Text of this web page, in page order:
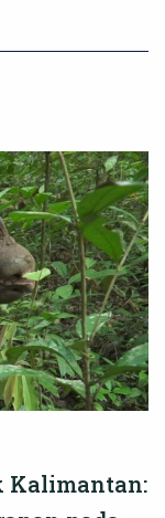
Kaltim
UNESCO
Kalimantan: